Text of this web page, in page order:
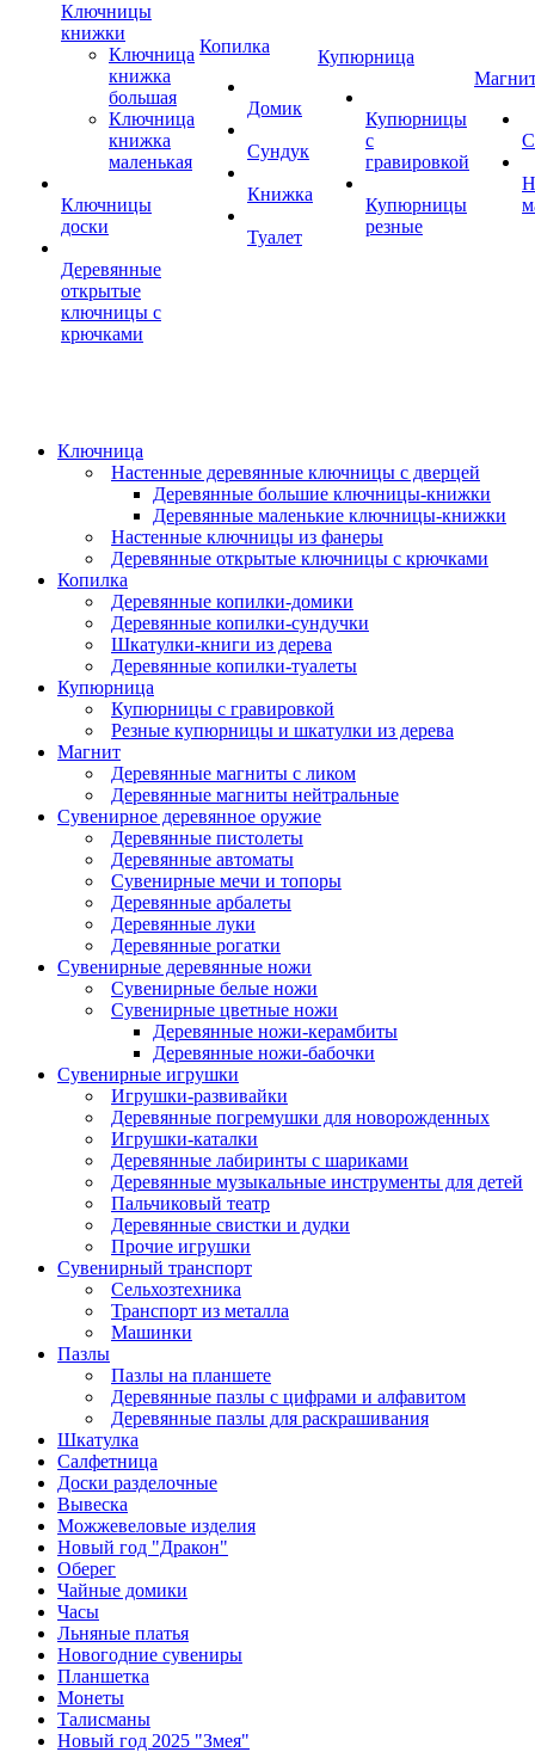
Ключницы
книжки
Ключница
книжка
большая
Ключница
книжка
маленькая
Ключницы
доски
Деревянные
открытые
ключницы с
крючками
Копилка
Домик
Сундук
Книжка
Туалет
Купюрница
Купюрницы
с
гравировкой
Купюрницы
резные
Ключница
Настенные деревянные ключницы с дверцей
Деревянные большие ключницы-книжки
Деревянные маленькие ключницы-книжки
Настенные ключницы из фанеры
Деревянные открытые ключницы с крючками
Копилка
Деревянные копилки-домики
Деревянные копилки-сундучки
Шкатулки-книги из дерева
Деревянные копилки-туалеты
Купюрница
Купюрницы с гравировкой
Резные купюрницы и шкатулки из дерева
Магнит
Деревянные магниты с ликом
Деревянные магниты нейтральные
Сувенирное деревянное оружие
Деревянные пистолеты
Деревянные автоматы
Сувенирные мечи и топоры
Деревянные арбалеты
Деревянные луки
Деревянные рогатки
Сувенирные деревянные ножи
Сувенирные белые ножи
Сувенирные цветные ножи
Деревянные ножи-керамбиты
Деревянные ножи-бабочки
Сувенирные игрушки
Игрушки-развивайки
Деревянные погремушки для новорожденных
Игрушки-каталки
Деревянные лабиринты с шариками
Деревянные музыкальные инструменты для детей
Пальчиковый театр
Деревянные свистки и дудки
Прочие игрушки
Сувенирный транспорт
Сельхозтехника
Транспорт из металла
Машинки
Пазлы
Пазлы на планшете
Деревянные пазлы с цифрами и алфавитом
Деревянные пазлы для раскрашивания
Шкатулка
Салфетница
Доски разделочные
Вывеска
Можжевеловые изделия
Новый год "Дракон"
Оберег
Чайные домики
Часы
Льняные платья
Новогодние сувениры
Планшетка
Монеты
Талисманы
Новый год 2025 "Змея"